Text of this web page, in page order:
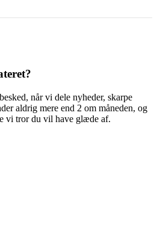
når vi dele nyheder, skarpe
aldrig mere end 2 om måneden, og
vi tror du vil have glæde af.